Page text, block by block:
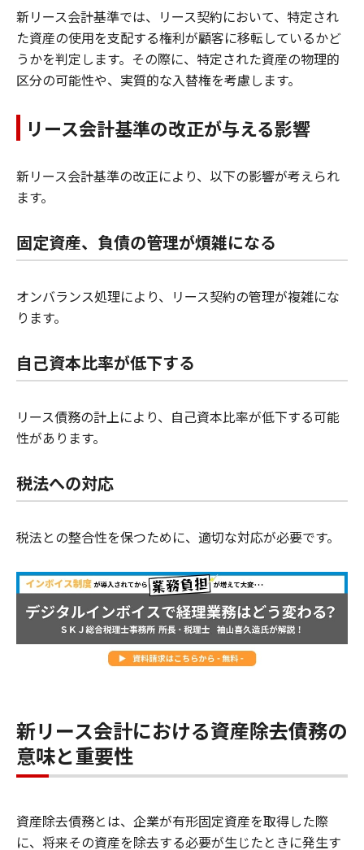
新リース会計基準では、リース契約において、特定され
た資産の使用を支配する権利が顧客に移転しているかど
うかを判定します。その際に、特定された資産の物理的
区分の可能性や、実質的な入替権を考慮します。
リース会計基準の改正が与える影響
新リース会計基準の改正により、以下の影響が考えられ
ます。
固定資産、負債の管理が煩雑になる
オンバランス処理により、リース契約の管理が複雑にな
ります。
自己資本比率が低下する
リース債務の計上により、自己資本比率が低下する可能
性があります。
税法への対応
税法との整合性を保つために、適切な対応が必要です。
新リース会計における資産除去債務の
意味と重要性
資産除去債務とは、企業が有形固定資産を取得した際
に、将来その資産を除去する必要が生じたときに発生す